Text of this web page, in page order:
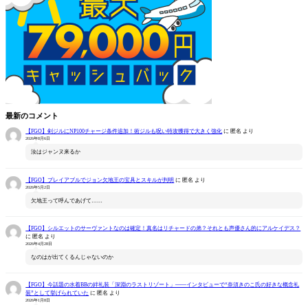
最新のコメント
【FGO】剣ジルにNP100チャージ条件追加！術ジルも呪い特攻獲得で大きく強化 に 匿名 より
2026年8月6日
汝はジャンヌ来るか
【FGO】プレイアブルでジョン欠地王の宝具とスキルが判明 に匿名 より
2026年5月2日
欠地王って呼んであげて……
【FGO】シルエットのサーヴァントなのは確定！真名はリチャードの弟？それとも声優さん的にアルケイデス？
に 匿名 より
2026年4月28日
なのはが出てくるんじゃないのか
【FGO】今話題の水着BBの絆礼装「深淵のラストリゾート」――インタビューで“奈須きのこ氏の好きな概念礼
装”として挙げられていた に 匿名 より
2026年1月8日